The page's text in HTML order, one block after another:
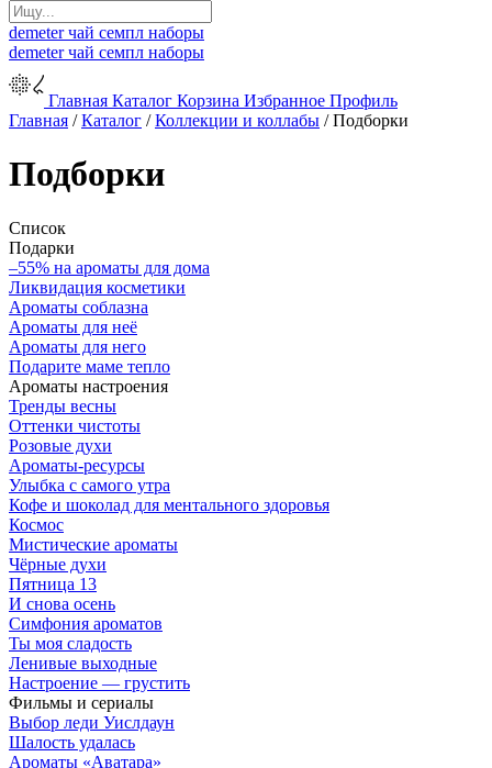
demeterчай семпл наборы
demeterчай семпл наборы
Главная Каталог Корзина Избранное Профиль
Главная /Каталог /Коллекции и коллабы /Подборки
Подборки
Список
Подарки
–55% на ароматы для дома
Ликвидация косметики
Ароматы соблазна
Ароматы для неё
Ароматы для него
Подарите маме тепло
Ароматы настроения
Тренды весны
Оттенки чистоты
Розовые духи
Ароматы-ресурсы
Улыбка с самого утра
Кофе и шоколад для ментального здоровья
Космос
Мистические ароматы
Чёрные духи
Пятница 13
И снова осень
Симфония ароматов
Ты моя сладость
Ленивые выходные
Настроение — грустить
Фильмы и сериалы
Выбор леди Уислдаун
Шалость удалась
Ароматы «Аватара»